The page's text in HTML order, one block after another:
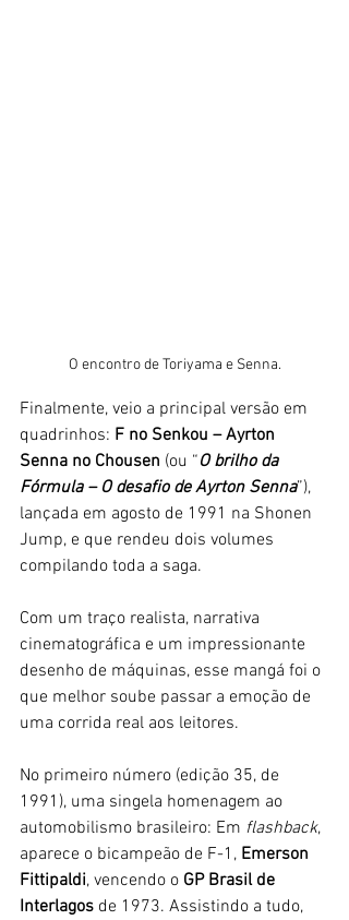
O encontro de Toriyama e Senna.
Finalmente, veio a principal versão em
quadrinhos: F no Senkou – Ayrton
Senna no Chousen (ou “O brilho da
Fórmula – O desafio de Ayrton Senna”),
lançada em agosto de 1991 na Shonen
Jump, e que rendeu dois volumes
compilando toda a saga.
Com um traço realista, narrativa
cinematográfica e um impressionante
desenho de máquinas, esse mangá foi o
que melhor soube passar a emoção de
uma corrida real aos leitores.
No primeiro número (edição 35, de
1991), uma singela homenagem ao
automobilismo brasileiro: Em flashback,
aparece o bicampeão de F-1, Emerson
Fittipaldi, vencendo o GP Brasil de
Interlagos de 1973. Assistindo a tudo,